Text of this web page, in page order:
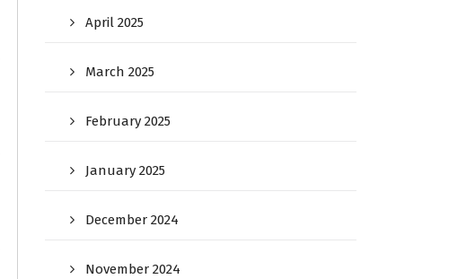
April 2025
March 2025
February 2025
January 2025
December 2024
November 2024